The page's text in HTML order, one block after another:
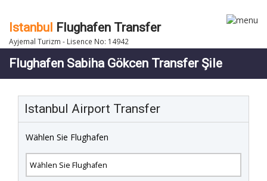
Istanbul Flughafen Transfer
Ayjemal Turizm - Lisence No: 14942
Flughafen Sabiha Gökcen Transfer Şile
Istanbul Airport Transfer
Wählen Sie Flughafen